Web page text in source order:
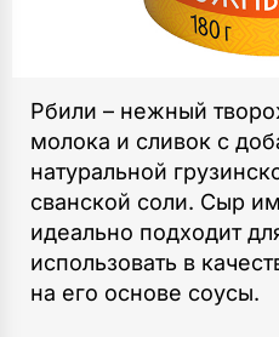
Рбили – нежный
молока и сливок с
натуральной
сванской соли. Сыр
идеально подходит
использовать в
на его основе соусы.